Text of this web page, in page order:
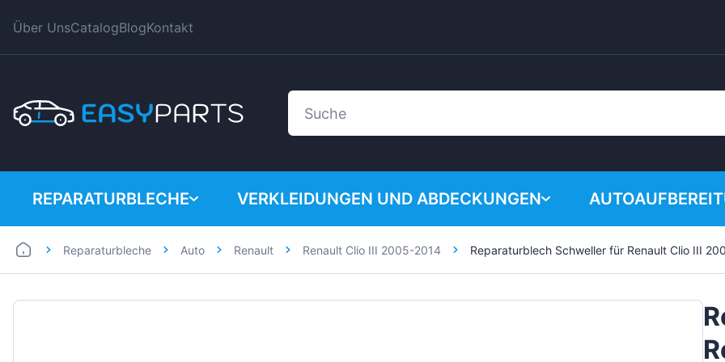
Über UnsCatalogBlogKontakt
Warenkorb
REPARATURBLECHE
Auto
VERKLEIDUNGEN UND ABDECKUNGEN
BMW
Chemische
Reparaturbleche Auto Renault Renault Clio III 2005-2014 Reparaturblech Schweller für Renault Clio III